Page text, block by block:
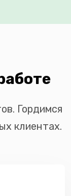
Гордимся
клиентах.